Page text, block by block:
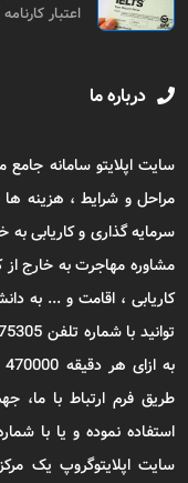
اعتبار
درباره ما
سایت اپلایتو سامانه
مراحل و شرایط ، هزینه
سرمایه گذاری و کاریابی
مشاوره مهاجرت به خارج
کاریابی ، اقامت و ... به
طریق فرم ارتباط با ما،
سایت اپلایتوگروپ یک